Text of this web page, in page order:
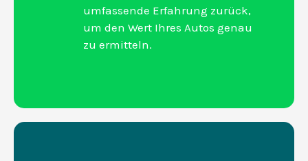
umfassende Erfahrung zurück,
um den Wert Ihres Autos genau
zu ermitteln.